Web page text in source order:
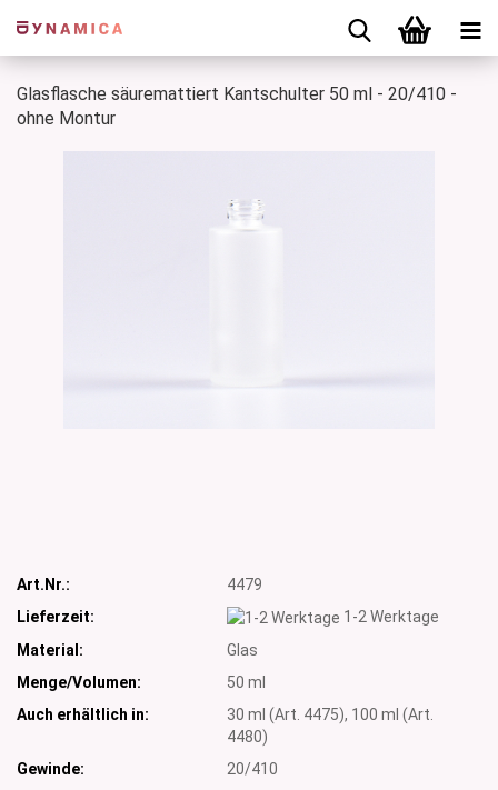
Glasflasche säuremattiert Kantschulter 50 ml - 20/410 -
ohne Montur
Art.Nr.:
4479
Lieferzeit:
1-2 Werktage
Material:
Glas
Menge/Volumen:
50 ml
Auch erhältlich in:
30 ml (Art. 4475), 100 ml (Art.
4480)
Gewinde:
20/410